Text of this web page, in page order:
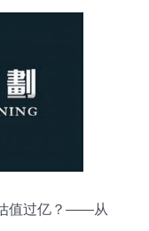
值过亿？——从